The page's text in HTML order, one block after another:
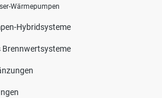
Wärmepumpen
Hybridsysteme
Brennwertsysteme